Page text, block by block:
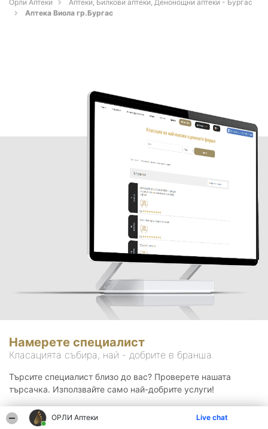
ОРЛИ Аптеки Live chat
Орли Аптеки
Аптеки, Билкови аптеки, Денонощни аптеки - Бургас
Аптека Виола гр.Бургас
Намерете специалист
Класацията събира, най - добрите в бранша.
Търсите специалист близо до вас? Проверете нашата
търсачка. Използвайте само най-добрите услуги!